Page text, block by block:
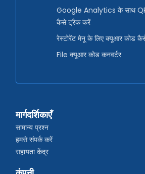
Google Analytics के साथ
कैसे ट्रैक करें
रेस्टोरेंट मेनू के लिए क्यूआर कोड
File क्यूआर कोड कनवर्टर
मार्गदर्शिकाएँ
सामान्य प्रश्न
हमसे संपर्क करें
सहायता केंद्र